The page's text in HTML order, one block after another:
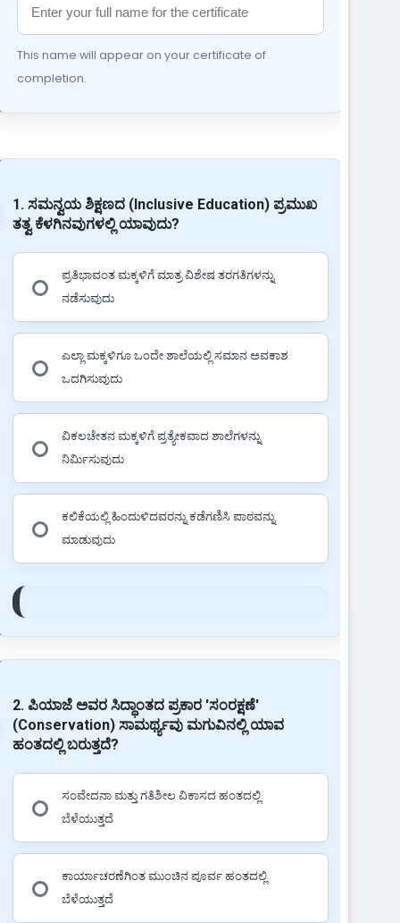
This name will appear on your certificate of
completion.
1. ಸಮನ್ವಯ ಶಿಕ್ಷಣದ (Inclusive Education) ಪ್ರಮುಖ
ತತ್ವ ಕೆಳಗಿನವುಗಳಲ್ಲಿ ಯಾವುದು?
ಪ್ರತಿಭಾವಂತ ಮಕ್ಕಳಿಗೆ ಮಾತ್ರ ವಿಶೇಷ ತರಗತಿಗಳನ್ನು
ನಡೆಸುವುದು
ಎಲ್ಲಾ ಮಕ್ಕಳಿಗೂ ಒಂದೇ ಶಾಲೆಯಲ್ಲಿ ಸಮಾನ ಅವಕಾಶ
ಒದಗಿಸುವುದು
ವಿಕಲಚೇತನ ಮಕ್ಕಳಿಗೆ ಪ್ರತ್ಯೇಕವಾದ ಶಾಲೆಗಳನ್ನು
ನಿರ್ಮಿಸುವುದು
ಕಲಿಕೆಯಲ್ಲಿ ಹಿಂದುಳಿದವರನ್ನು ಕಡೆಗಣಿಸಿ ಪಾಠವನ್ನು
ಮಾಡುವುದು
2. ಪಿಯಾಜೆ ಅವರ ಸಿದ್ಧಾಂತದ ಪ್ರಕಾರ 'ಸಂರಕ್ಷಣೆ'
(Conservation) ಸಾಮರ್ಥ್ಯವು ಮಗುವಿನಲ್ಲಿ ಯಾವ
ಹಂತದಲ್ಲಿ ಬರುತ್ತದೆ?
ಸಂವೇದನಾ ಮತ್ತು ಗತಿಶೀಲ ವಿಕಾಸದ ಹಂತದಲ್ಲಿ
ಬೆಳೆಯುತ್ತದೆ
ಕಾರ್ಯಾಚರಣೆಗಿಂತ ಮುಂಚಿನ ಪೂರ್ವ ಹಂತದಲ್ಲಿ
ಬೆಳೆಯುತ್ತದೆ